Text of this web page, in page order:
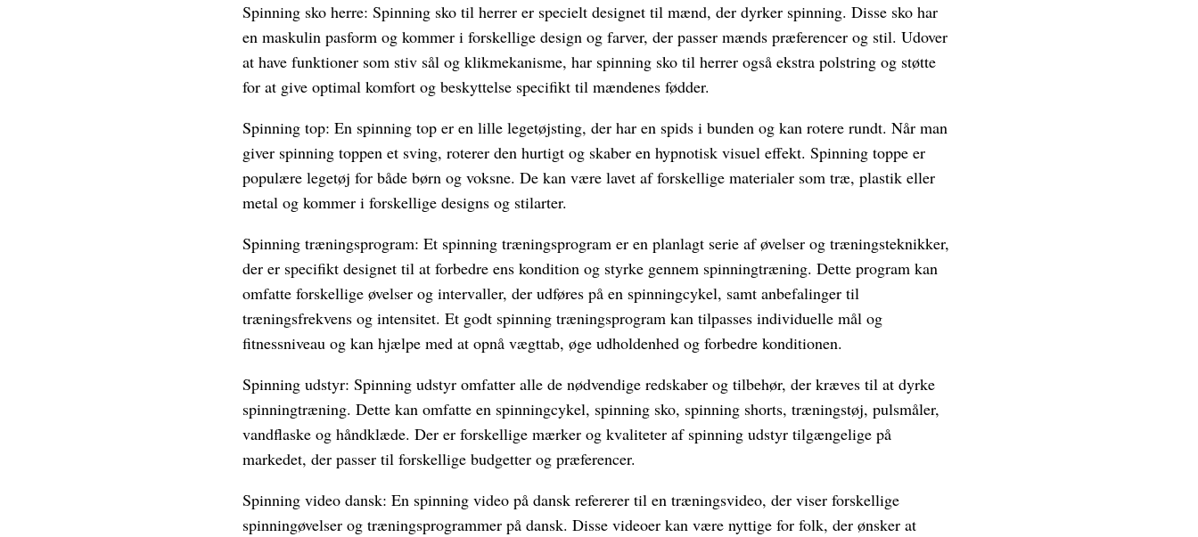
Spinning sko herre: Spinning sko til herrer er specielt designet til mænd, der dyrker spinning. Disse sko har
en maskulin pasform og kommer i forskellige design og farver, der passer mænds præferencer og stil. Udover
at have funktioner som stiv sål og klikmekanisme, har spinning sko til herrer også ekstra polstring og støtte
for at give optimal komfort og beskyttelse specifikt til mændenes fødder.
Spinning top: En spinning top er en lille legetøjsting, der har en spids i bunden og kan rotere rundt. Når man
giver spinning toppen et sving, roterer den hurtigt og skaber en hypnotisk visuel effekt. Spinning toppe er
populære legetøj for både børn og voksne. De kan være lavet af forskellige materialer som træ, plastik eller
metal og kommer i forskellige designs og stilarter.
Spinning træningsprogram: Et spinning træningsprogram er en planlagt serie af øvelser og træningsteknikker,
der er specifikt designet til at forbedre ens kondition og styrke gennem spinningtræning. Dette program kan
omfatte forskellige øvelser og intervaller, der udføres på en spinningcykel, samt anbefalinger til
træningsfrekvens og intensitet. Et godt spinning træningsprogram kan tilpasses individuelle mål og
fitnessniveau og kan hjælpe med at opnå vægttab, øge udholdenhed og forbedre konditionen.
Spinning udstyr: Spinning udstyr omfatter alle de nødvendige redskaber og tilbehør, der kræves til at dyrke
spinningtræning. Dette kan omfatte en spinningcykel, spinning sko, spinning shorts, træningstøj, pulsmåler,
vandflaske og håndklæde. Der er forskellige mærker og kvaliteter af spinning udstyr tilgængelige på
markedet, der passer til forskellige budgetter og præferencer.
Spinning video dansk: En spinning video på dansk refererer til en træningsvideo, der viser forskellige
spinningøvelser og træningsprogrammer på dansk. Disse videoer kan være nyttige for folk, der ønsker at